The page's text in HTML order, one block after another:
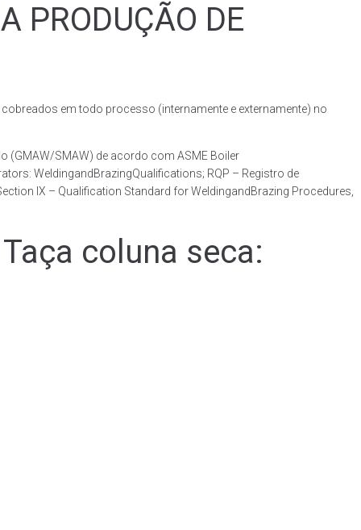
PRODUÇÃO DE
em todo processo (internamente e externamente) no
(GMAW/SMAW) de acordo com ASME Boiler
WeldingandBrazingQualifications; RQP – Registro de
IX – Qualification Standard for WeldingandBrazing Procedures,
coluna seca: